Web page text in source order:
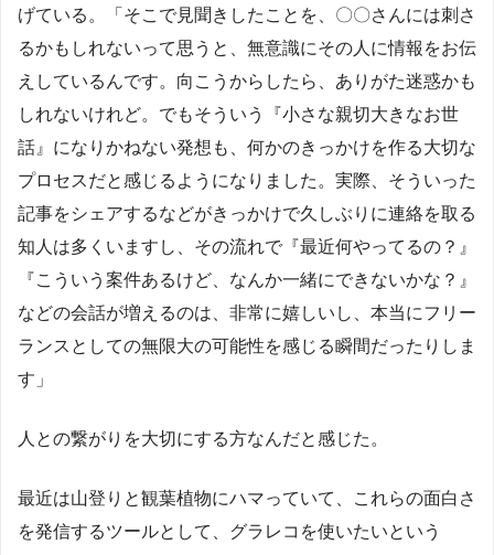
げている。「そこで見聞きしたことを、〇〇さんには刺さ
るかもしれないって思うと、無意識にその人に情報をお伝
えしているんです。向こうからしたら、ありがた迷惑かも
しれないけれど。でもそういう『小さな親切大きなお世
話』になりかねない発想も、何かのきっかけを作る大切な
プロセスだと感じるようになりました。実際、そういった
記事をシェアするなどがきっかけで久しぶりに連絡を取る
知人は多くいますし、その流れで『最近何やってるの？』
『こういう案件あるけど、なんか一緒にできないかな？』
などの会話が増えるのは、非常に嬉しいし、本当にフリー
ランスとしての無限大の可能性を感じる瞬間だったりしま
す」
人との繋がりを大切にする方なんだと感じた。
最近は山登りと観葉植物にハマっていて、これらの面白さ
を発信するツールとして、グラレコを使いたいという